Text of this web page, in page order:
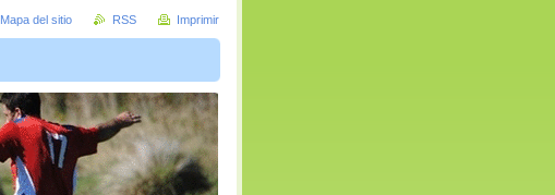
Mapa del sitio RSS Imprimir